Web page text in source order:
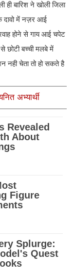
ही बारिश ने खोली जिला
दावो में नज़र आई
होने से गाय आई चपेट
छोटी बच्ची मलबे में
नही चेता तो हो सकते है
अभ्यार्थी